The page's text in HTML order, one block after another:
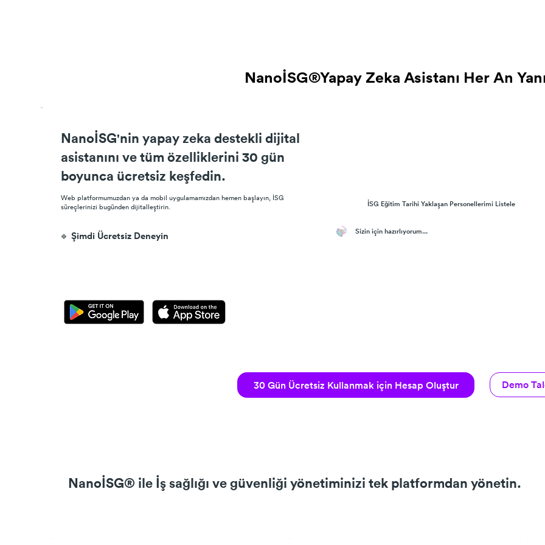
NanoİSG®Yapay Zeka Asistanı Her An
NanoİSG®Yapay Zeka Asistanı Her An
NanoİSG'nin yapay zeka destekli dijital
asistanını ve tüm özelliklerini 30 gün
boyunca ücretsiz keşfedin.
Web platformumuzdan ya da mobil uygulamamızdan hemen başlayın, İSG
süreçlerinizi bugünden dijitalleştirin.
🔹 Şimdi Ücretsiz Deneyin
İSG Eğitim Tarihi Yaklaşan Personellerimi Listele
Sizin için hazırlıyorum...
30 Gün Ücretsiz Kullanmak için Hesap Oluştur Demo
NanoİSG® ile İş sağlığı ve güvenliği yönetiminizi tek platformdan yönetin.